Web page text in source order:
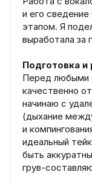
и его
этапом. Я
выработала за
Подготовка и
Перед любыми
качественно
начинаю с
(дыхание
и
идеальный
быть
грув-